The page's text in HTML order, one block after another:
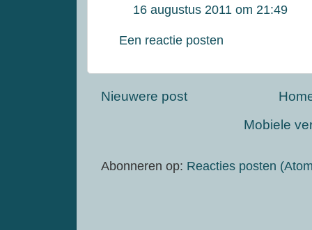
16 augustus 2011 om 21:49
Een reactie posten
Nieuwere post
Mobiele
Abonneren op: Reacties posten